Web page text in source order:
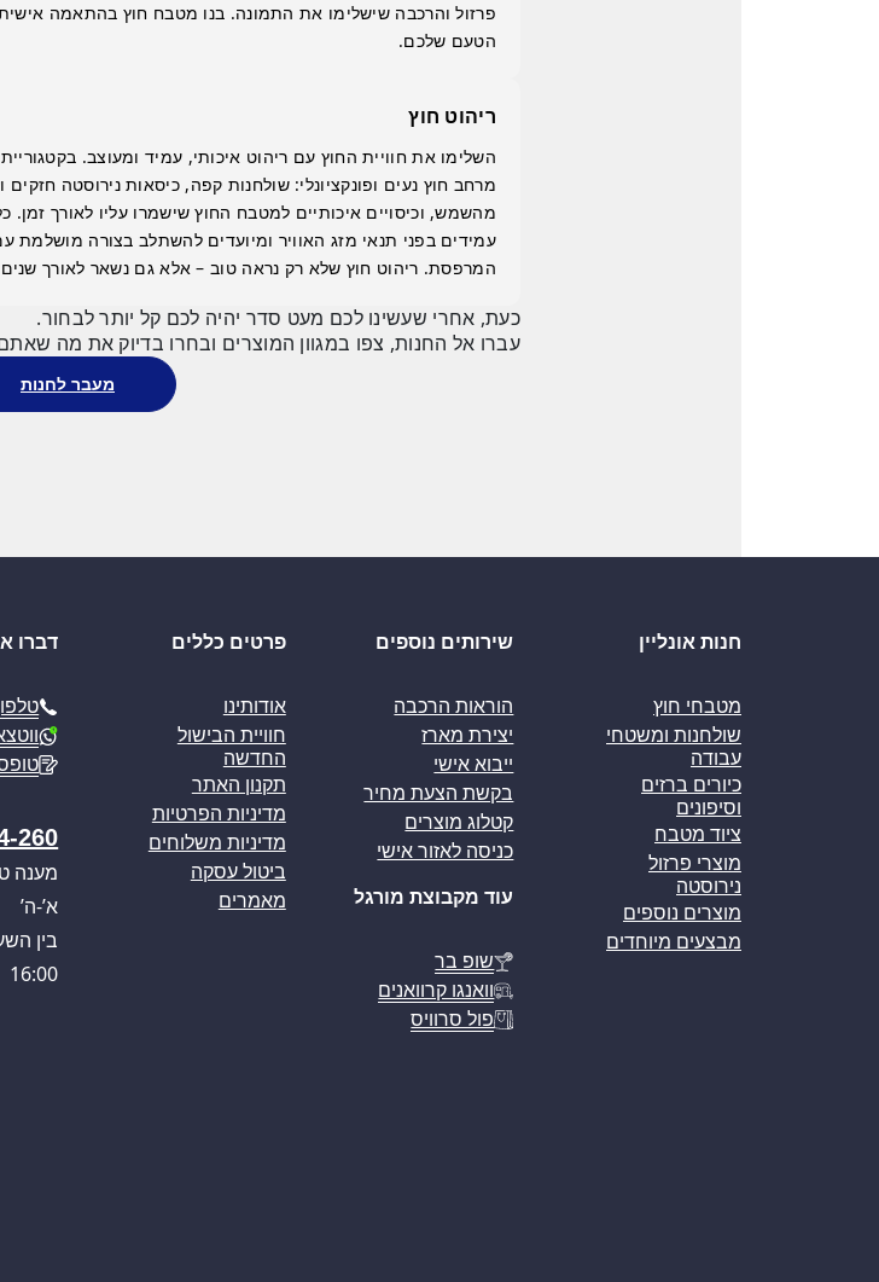
פרזול והרכבה שישלימו את התמונה. בנו מטבח חוץ בהתאמה אישית
הטעם שלכם.
ריהוט חוץ
השלימו את חוויית החוץ עם ריהוט איכותי, עמיד ומעוצב.
מרחב חוץ נעים ופונקציונלי: שולחנות קפה, כיסאות נירוסטה
מהשמש, וכיסויים איכותיים למטבח החוץ שישמרו עליו לאורך זמן.
עמידים בפני תנאי מזג האוויר ומיועדים להשתלב בצורה מושלמת
המרפסת. ריהוט חוץ שלא רק נראה טוב – אלא גם נשאר לאורך
כעת, אחרי שעשינו לכם מעט סדר יהיה לכם קל יותר לבחור.
עברו אל החנות, צפו במגוון המוצרים ובחרו בדיוק את מה
מעבר לחנות
חנות אונליין
מטבחי חוץ
שולחנות ומשטחי
עבודה
כיורים ברזים
וסיפונים
ציוד מטבח
מוצרי פרזול
נירוסטה
מוצרים נוספים
מבצעים מיוחדים
שירותים נוספים
הוראות הרכבה
יצירת מארז
ייבוא אישי
בקשת הצעת מחיר
קטלוג מוצרים
כניסה לאזור אישי
עוד מקבוצת מורגל
שופ בר
וואנגו קרוואנים
פול סרוויס
פרטים כללים
אודותינו
חוויית הבישול
החדשה
תקנון האתר
מדיניות הפרטיות
מדיניות משלוחים
ביטול עסקה
מאמרים
דברו
260
מענה
א’-ה’
16:00